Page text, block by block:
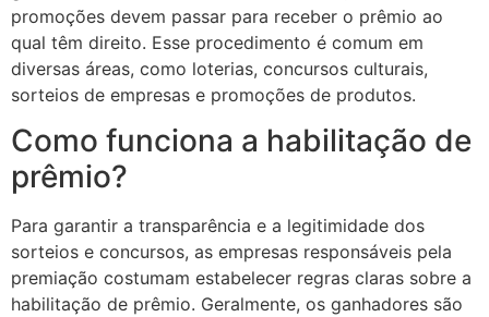
promoções devem passar para receber o prêmio ao
qual têm direito. Esse procedimento é comum em
diversas áreas, como loterias, concursos culturais,
sorteios de empresas e promoções de produtos.
Como funciona a habilitação de
prêmio?
Para garantir a transparência e a legitimidade dos
sorteios e concursos, as empresas responsáveis pela
premiação costumam estabelecer regras claras sobre a
habilitação de prêmio. Geralmente, os ganhadores são